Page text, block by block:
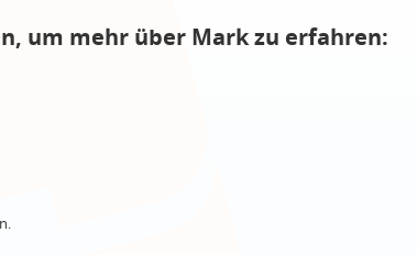
um mehr über Mark zu erfahren: